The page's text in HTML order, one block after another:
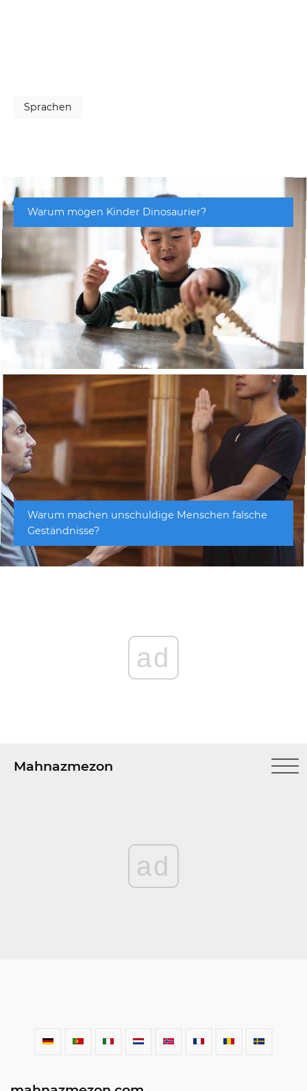
Sprachen
Warum mögen Kinder Dinosaurier?
Warum machen unschuldige Menschen falsche
Geständnisse?
ad
Mahnazmezon
ad